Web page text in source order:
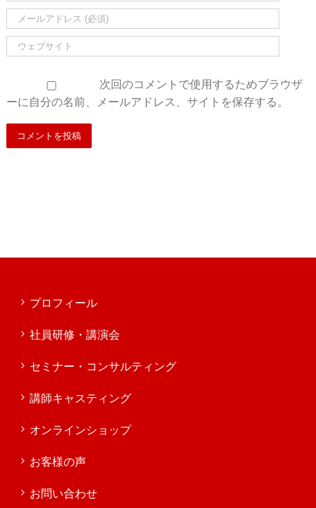
次回のコメントで使用するためブラウザ
ーに自分の名前、メールアドレス、サイトを保存する。
プロフィール
社員研修・講演会
セミナー・コンサルティング
講師キャスティング
オンラインショップ
お客様の声
お問い合わせ